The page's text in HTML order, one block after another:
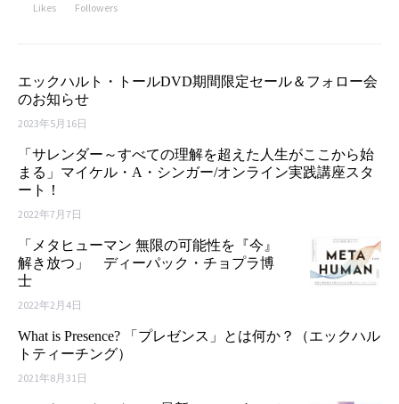
Likes Followers
エックハルト・トールDVD期間限定セール＆フォロー会
のお知らせ
2023年5月16日
「サレンダー～すべての理解を超えた人生がここから始
まる」マイケル・A・シンガー/オンライン実践講座スタ
ート！
2022年7月7日
「メタヒューマン 無限の可能性を『今』
解き放つ」 ディーパック・チョプラ博
士
2022年2月4日
What is Presence? 「プレゼンス」とは何か？（エックハル
トティーチング）
2021年8月31日